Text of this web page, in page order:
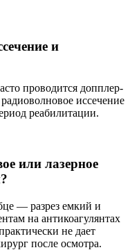
и
проводится допплер-
иссечение
реабилитации.
или лазерное
— разрез емкий и
на антикоагулянтах
не дает
после осмотра.